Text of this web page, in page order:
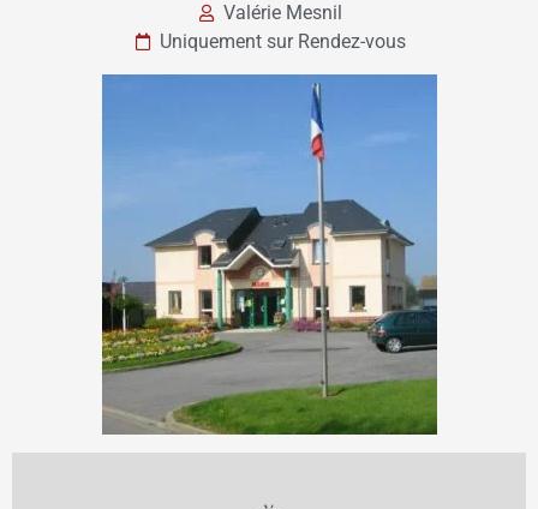
Valérie Mesnil
Uniquement sur Rendez-vous